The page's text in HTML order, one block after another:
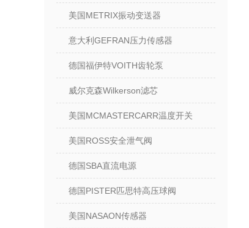
美国METRIX振动变送器
意大利GEFRAN压力传感器
德国福伊特VOITH齿轮泵
威尔克森Wilkerson滤芯
美国MCMASTERCARR温度开关
美国ROSS安全泄气阀
德国SBA直流电源
德国PISTER匹思特高压球阀
美国NASAON传感器